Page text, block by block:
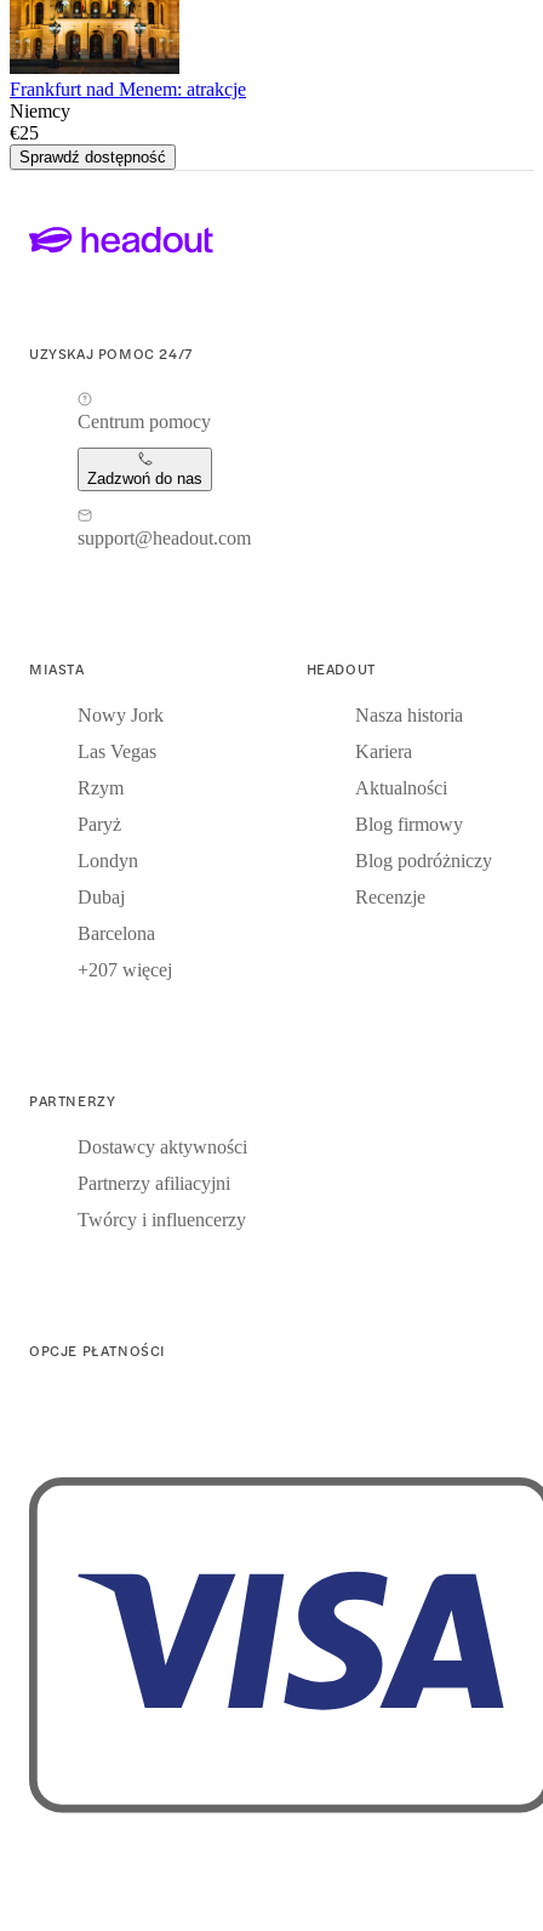
Frankfurt nad Menem: atrakcje
Niemcy
€25
Sprawdź dostępność
UZYSKAJ POMOC 24/7
Centrum pomocy
Zadzwoń do nas
support@headout.com
MIASTA
Nowy Jork
Las Vegas
Rzym
Paryż
Londyn
Dubaj
Barcelona
+207 więcej
HEADOUT
Nasza historia
Kariera
Aktualności
Blog firmowy
Blog podróżniczy
Recenzje
PARTNERZY
Dostawcy aktywności
Partnerzy afiliacyjni
Twórcy i influencerzy
OPCJE PŁATNOŚCI